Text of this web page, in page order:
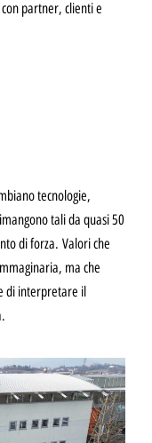
partner, clienti e
tecnologie,
tali da quasi 50
di forza. Valori che
ma che
di interpretare il